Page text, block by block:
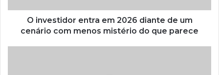
O investidor entra em 2026 diante de um
cenário com menos mistério do que parece